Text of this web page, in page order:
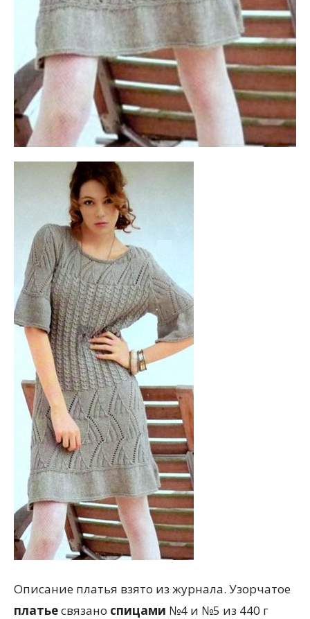
Описание платья взято из журнала. Узорчатое
платьесвязано спицами №4 и №5 из 440 г